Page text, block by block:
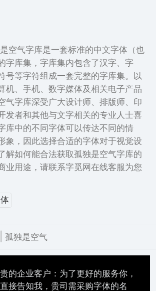
空气字库是一套标准的中文字体（也
字库集，字库集内包含了汉字、字
号等字符组成一套完整的字库集。以
机、手机、数字媒体及相关电子产品
气字库深受广大设计师、排版师、印
发者和其他与文字相关的专业人士喜
库中的不同字体可以传达不同的情
象，因此选择合适的字体对于视觉设
解如何能合法获取孤独是空气字库的
业用途，请联系字觅网在线客服为您
孤独是空气
的企业客户：为了更好的服务你，
接告知我，贵司需采购字体的名